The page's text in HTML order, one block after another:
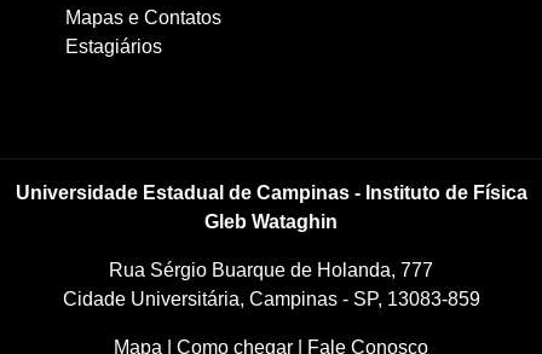
Mapas e Contatos
Estagiários
Universidade Estadual de Campinas - Instituto de Física
Gleb Wataghin
Rua Sérgio Buarque de Holanda, 777
Cidade Universitária, Campinas - SP, 13083-859
Mapa Como chegar Fale Conosco